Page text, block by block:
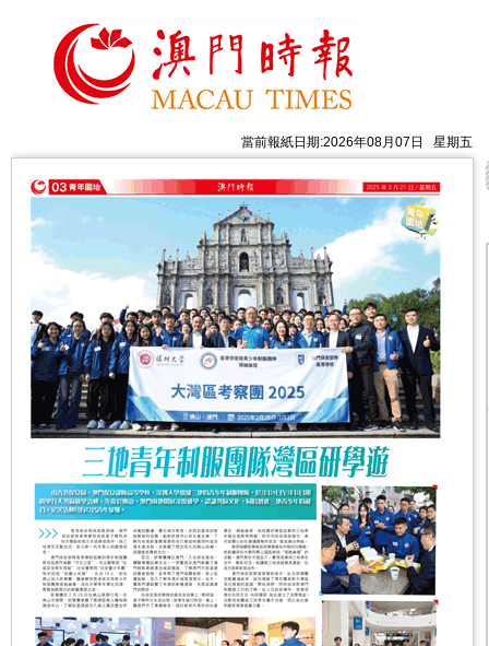
當前報紙日期:2026年08月07日 星期五